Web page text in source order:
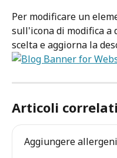
Per modificare un
sull'icona di modifica a
scelta e aggiorna la
Articoli correlati
Aggiungere